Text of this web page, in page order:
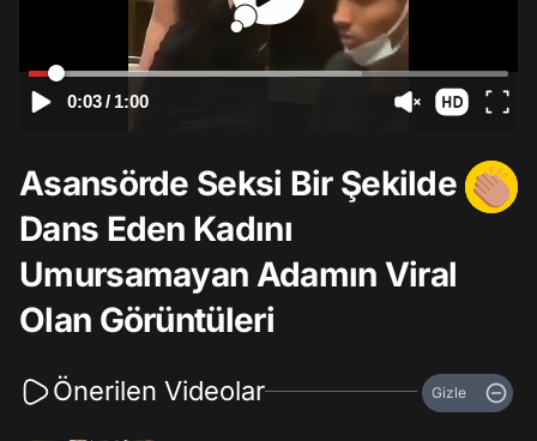
0:03/ 1:00
Asansörde Seksi Bir Şekilde
Dans Eden Kadını
Umursamayan Adamın Viral
Olan Görüntüleri
Önerilen Videolar Gizle